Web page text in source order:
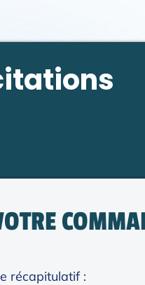
récapitulatif :